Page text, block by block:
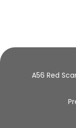
A56 Red